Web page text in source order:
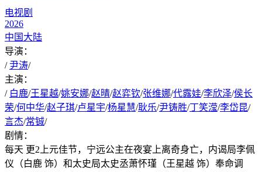
电视剧
2026
中国大陆
导演：
/ 尹涛/
主演：
/ 白鹿/王星越/姚安娜/赵晴/赵弈钦/张维娜/代露娃/李欣泽/侯长
荣/何中华/赵子琪/卢星宇/杨星慧/耿乐/尹铸胜/丁笑滢/李岱昆/
言杰/常铖/
剧情：
每天 更2上元佳节，宁远公主在夜宴上离奇身亡，内谒局李佩
仪（白鹿 饰）和太史局太史丞萧怀瑾（王星越 饰）奉命调